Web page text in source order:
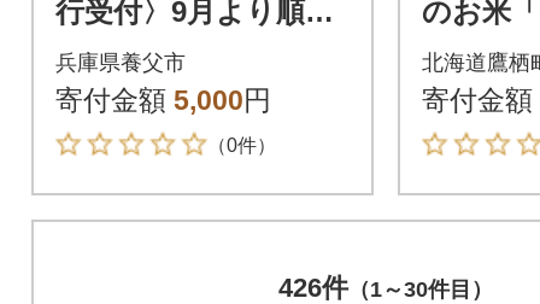
行受付〉9月より順次
発送【蛇紋岩ブラン
ド 華やか一膳】計6
00g(2合×2袋)
兵庫県養父市
寄付金額 5,000円
（0件）
のお米
ゆめぴ
白米)
北海道鷹栖
寄付金額
426件（1～30件目）